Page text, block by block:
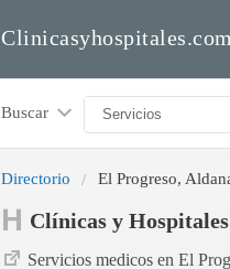
Buscar
Directorio El Progreso,
Clínicas y
Servicios medicos en El